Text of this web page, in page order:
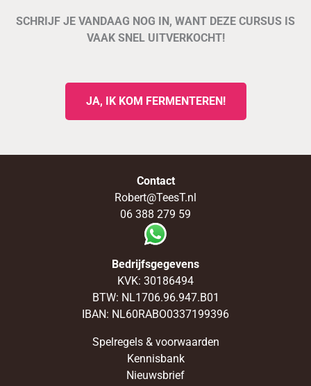
SCHRIJF JE VANDAAG NOG IN, WANT DEZE CURSUS IS
VAAK SNEL UITVERKOCHT!
JA, IK KOM FERMENTEREN!
Contact
Robert@TeesT.nl
06 388 279 59
Bedrijfsgegevens
KVK: 30186494
BTW: NL1706.96.947.B01
IBAN: NL60RABO0337199396
Spelregels & voorwaarden
Kennisbank
Nieuwsbrief